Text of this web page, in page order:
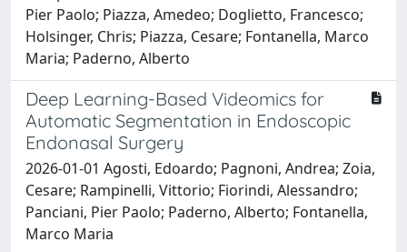
Pier Paolo; Piazza, Amedeo; Doglietto, Francesco;
Holsinger, Chris; Piazza, Cesare; Fontanella, Marco
Maria; Paderno, Alberto
Deep Learning-Based Videomics for
Automatic Segmentation in Endoscopic
Endonasal Surgery
2026-01-01 Agosti, Edoardo; Pagnoni, Andrea; Zoia,
Cesare; Rampinelli, Vittorio; Fiorindi, Alessandro;
Panciani, Pier Paolo; Paderno, Alberto; Fontanella,
Marco Maria